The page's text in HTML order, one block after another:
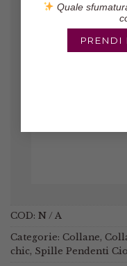
Quale
PRENDI
COD: N / A
Categorie: Collane,
chic, Spille Pendenti